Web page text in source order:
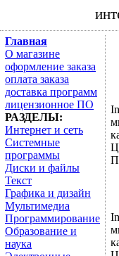
Главная
О магазине
оформление заказа
оплата заказа
доставка программ
лицензионное ПО
РАЗДЕЛЫ:
Интернет и сеть
Системные
программы
Диски и файлы
Текст
Графика и дизайн
Мультимедиа
Программирование
Образование и
наука